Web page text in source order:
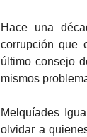
Hace una
corrupción que
último consejo
mismos
Melquíades
olvidar a